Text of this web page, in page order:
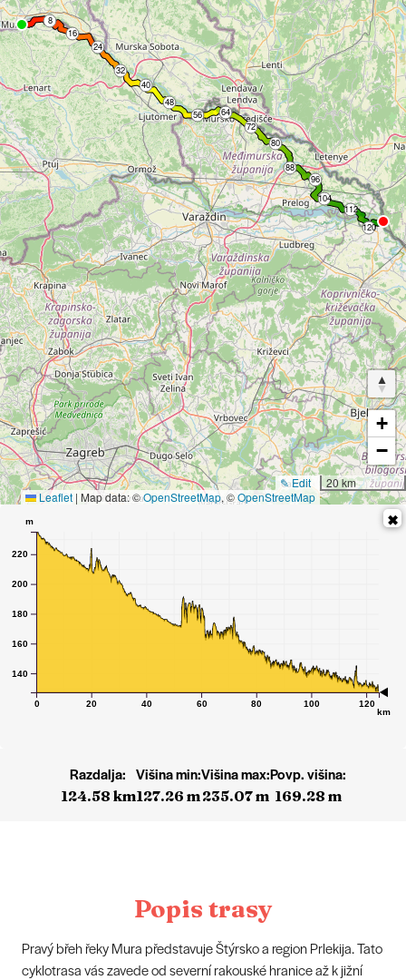
+
−
20 km
✎ Edit
Leaflet | Map data: ©OpenStreetMap, ©OpenStreetMap
0 20 40 60 80 100 120
km
140
160
180
200
220
m
Razdalja:
124.58 km
Višina min:
127.26 m
Višina max:
235.07 m
Povp. višina:
169.28 m
Popis trasy
Pravý břeh řeky Mura představuje Štýrsko a region Prlekija. Tato
cyklotrasa vás zavede od severní rakouské hranice až k jižní